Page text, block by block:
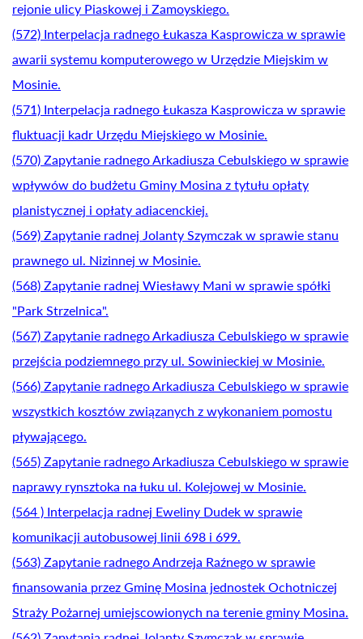
rejonie ulicy Piaskowej i Zamoyskiego.
(572) Interpelacja radnego Łukasza Kasprowicza w sprawie
awarii systemu komputerowego w Urzędzie Miejskim w
Mosinie.
(571) Interpelacja radnego Łukasza Kasprowicza w sprawie
fluktuacji kadr Urzędu Miejskiego w Mosinie.
(570) Zapytanie radnego Arkadiusza Cebulskiego w sprawie
wpływów do budżetu Gminy Mosina z tytułu opłaty
planistycznej i opłaty adiacenckiej.
(569) Zapytanie radnej Jolanty Szymczak w sprawie stanu
prawnego ul. Nizinnej w Mosinie.
(568) Zapytanie radnej Wiesławy Mani w sprawie spółki
"Park Strzelnica".
(567) Zapytanie radnego Arkadiusza Cebulskiego w sprawie
przejścia podziemnego przy ul. Sowinieckiej w Mosinie.
(566) Zapytanie radnego Arkadiusza Cebulskiego w sprawie
wszystkich kosztów związanych z wykonaniem pomostu
pływającego.
(565) Zapytanie radnego Arkadiusza Cebulskiego w sprawie
naprawy rynsztoka na łuku ul. Kolejowej w Mosinie.
(564 ) Interpelacja radnej Eweliny Dudek w sprawie
komunikacji autobusowej linii 698 i 699.
(563) Zapytanie radnego Andrzeja Raźnego w sprawie
finansowania przez Gminę Mosina jednostek Ochotniczej
Straży Pożarnej umiejscowionych na terenie gminy Mosina.